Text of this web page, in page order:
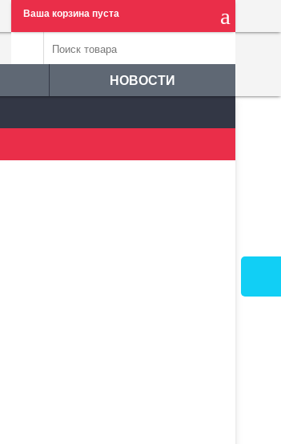
Ваша корзина пуста
НОВОСТИ